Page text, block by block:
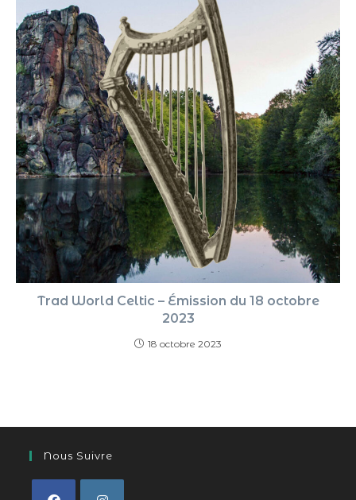
Trad World Celtic – Émission du 18 octobre
2023
18 octobre 2023
Nous Suivre